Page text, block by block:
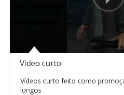
Video curto
Vídeos curto feito como
longos